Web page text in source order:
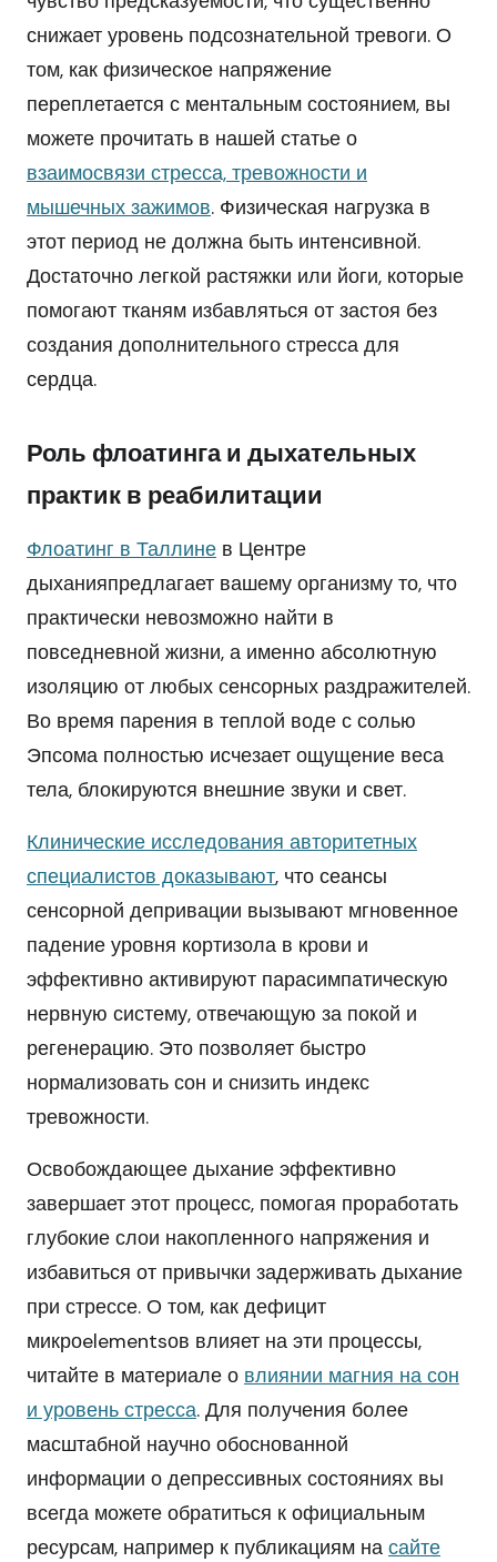
снижает уровень подсознательной тревоги. О
том, как физическое напряжение
переплетается с ментальным состоянием, вы
можете прочитать в нашей статье о
взаимосвязи стресса, тревожности и
мышечных зажимов. Физическая нагрузка в
этот период не должна быть интенсивной.
Достаточно легкой растяжки или йоги, которые
помогают тканям избавляться от застоя без
создания дополнительного стресса для
сердца.
Роль флоатинга и дыхательных
практик в реабилитации
Флоатинг в Таллине в Центре
дыханияпредлагает вашему организму то, что
практически невозможно найти в
повседневной жизни, а именно абсолютную
изоляцию от любых сенсорных раздражителей.
Во время парения в теплой воде с солью
Эпсома полностью исчезает ощущение веса
тела, блокируются внешние звуки и свет.
Клинические исследования авторитетных
специалистов доказывают, что сеансы
сенсорной депривации вызывают мгновенное
падение уровня кортизола в крови и
эффективно активируют парасимпатическую
нервную систему, отвечающую за покой и
регенерацию. Это позволяет быстро
нормализовать сон и снизить индекс
тревожности.
Освобождающее дыхание эффективно
завершает этот процесс, помогая проработать
глубокие слои накопленного напряжения и
избавиться от привычки задерживать дыхание
при стрессе. О том, как дефицит
микроelementsов влияет на эти процессы,
читайте в материале о влиянии магния на сон
и уровень стресса. Для получения более
масштабной научно обоснованной
информации о депрессивных состояниях вы
всегда можете обратиться к официальным
ресурсам, например к публикациям на сайте